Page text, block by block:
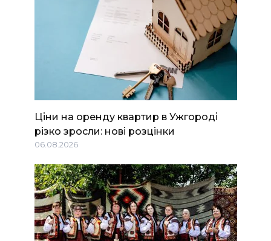
Ціни на оренду квартир в Ужгороді
різко зросли: нові розцінки
06.08.2026